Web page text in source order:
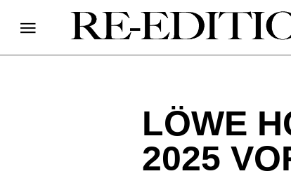
LÖWE
2025